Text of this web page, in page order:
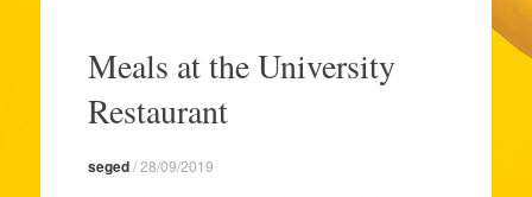
Meals at the University
Restaurant
seged/28/09/2019